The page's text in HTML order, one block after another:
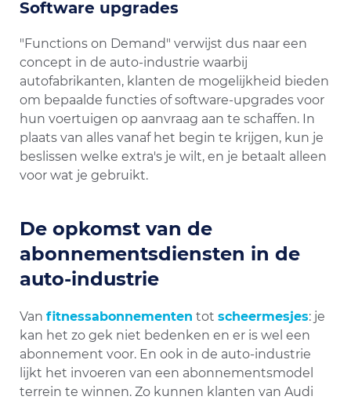
Software upgrades
"Functions on Demand" verwijst dus naar een
concept in de auto-industrie waarbij
autofabrikanten, klanten de mogelijkheid bieden
om bepaalde functies of software-upgrades voor
hun voertuigen op aanvraag aan te schaffen. In
plaats van alles vanaf het begin te krijgen, kun je
beslissen welke extra's je wilt, en je betaalt alleen
voor wat je gebruikt.
De opkomst van de
abonnementsdiensten in de
auto-industrie
Van fitnessabonnementen tot scheermesjes: je
kan het zo gek niet bedenken en er is wel een
abonnement voor. En ook in de auto-industrie
lijkt het invoeren van een abonnementsmodel
terrein te winnen. Zo kunnen klanten van Audi